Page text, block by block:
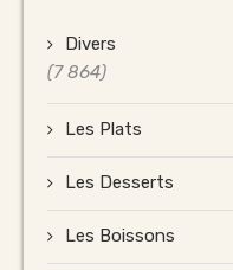
Divers
(7 864)
Les Plats
Les Desserts
Les Boissons